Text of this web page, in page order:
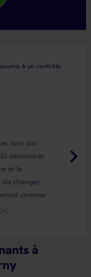
à un contrôle
keyboard_arrow_right
soin par
démontrer
et le
changer
comme
et
à